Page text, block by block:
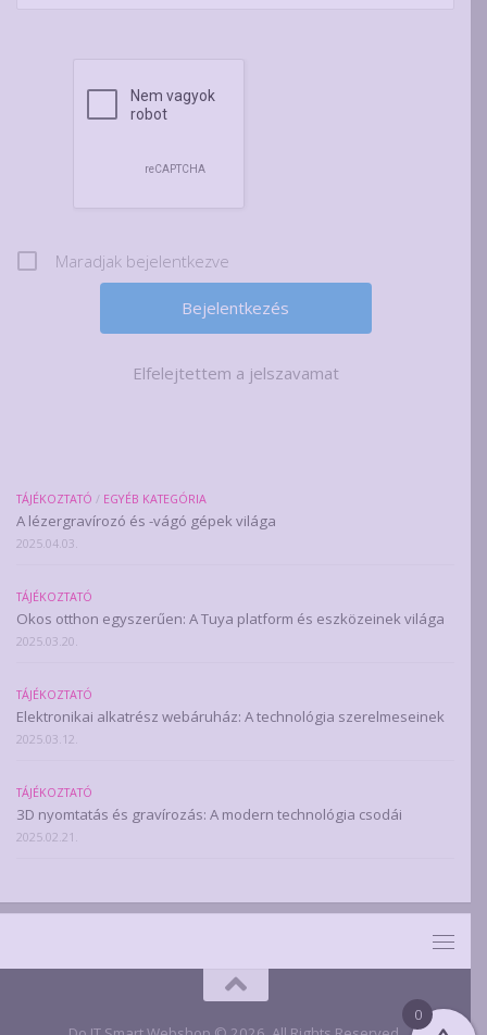
Maradjak bejelentkezve
Elfelejtettem a jelszavamat
TÁJÉKOZTATÓ / EGYÉB KATEGÓRIA
A lézergravírozó és -vágó gépek világa
2025.04.03.
TÁJÉKOZTATÓ
Okos otthon egyszerűen: A Tuya platform és eszközeinek világa
2025.03.20.
TÁJÉKOZTATÓ
Elektronikai alkatrész webáruház: A technológia szerelmeseinek
2025.03.12.
TÁJÉKOZTATÓ
3D nyomtatás és gravírozás: A modern technológia csodái
2025.02.21.
0